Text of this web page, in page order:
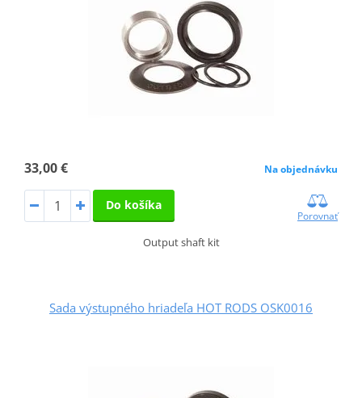
33,00 € Na objednávku
Do košíka
Porovnať
Output shaft kit
Sada výstupného hriadeľa HOT RODS OSK0016